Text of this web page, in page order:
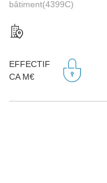
bâtiment(4399C)
EFFECTIF
CA M€